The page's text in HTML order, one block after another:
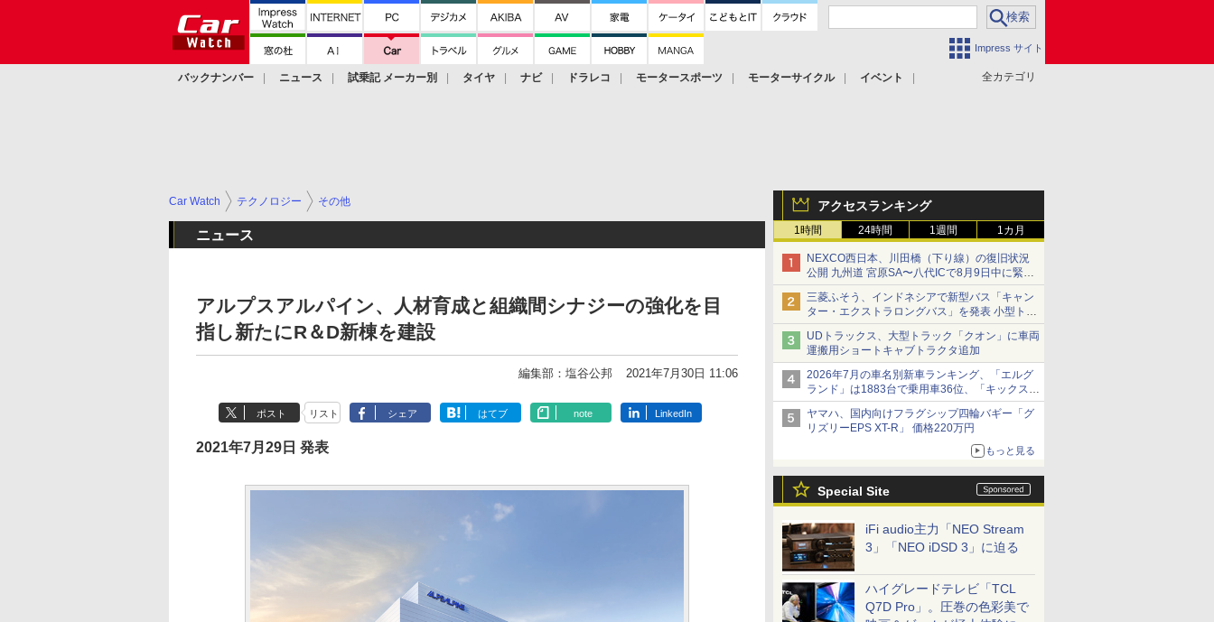
Impress サイト
全カテゴリ
バックナンバー ニュース 試乗記 メーカー別 タイヤ ナビ ドラレコ モータースポーツ モーターサイクル
イベント
アクセスランキング
1時間 24時間 1週間 1カ月
NEXCO西日本、川田橋（下り線）の復旧状況
公開 九州道 宮原SA〜八代ICで8月9日中に緊急
車両を通行可能に
三菱ふそう、インドネシアで新型バス「キャン
ター・エクストラロングバス」を発表 小型トラ
ックベースの観光・旅客輸送向けバス
UDトラックス、大型トラック「クオン」に車両
運搬用ショートキャブトラクタ追加
2026年7月の車名別新車ランキング、「エルグ
ランド」は1883台で乗用車36位、「キックス」
は2591台で27位に
ヤマハ、国内向けフラグシップ四輪バギー「グ
リズリーEPS XT-R」 価格220万円
もっと見る
Special Site
iFi audio主力「NEO Stream
3」「NEO iDSD 3」に迫る
ハイグレードテレビ「TCL
Q7D Pro」。圧巻の色彩美で
Car Watch テクノロジー その他
ニュース
アルプスアルパイン、人材育成と組織間シナジーの強化を目
指し新たにR＆D新棟を建設
編集部：塩谷公邦 2021年7月30日 11:06
ポスト リスト シェア はてブ note LinkedIn
2021年7月29日 発表